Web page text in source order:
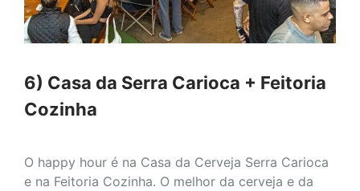
6) Casa da Serra Carioca + Feitoria
Cozinha
O happy hour é na Casa da Cerveja Serra Carioca
e na Feitoria Cozinha. O melhor da cerveja e da